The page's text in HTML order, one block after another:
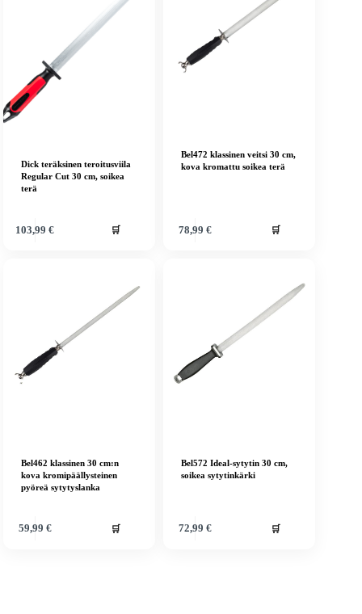
Dick teräksinen teroitusviila
Regular Cut 30 cm, soikea
terä
103,99€ 🛒
Bel472 klassinen veitsi 30 cm,
kova kromattu soikea terä
78,99 € 🛒
Bel462 klassinen 30 cm:n
kova kromipäällysteinen
pyöreä sytytyslanka
59,99 € 🛒
Bel572 Ideal-sytytin 30 cm,
soikea sytytinkärki
72,99 € 🛒